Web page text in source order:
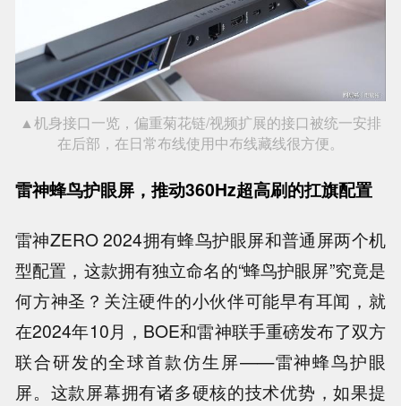
▲机身接口一览，偏重菊花链/视频扩展的接口被统一安排
在后部，在日常布线使用中布线藏线很方便。
雷神蜂鸟护眼屏，推动360Hz超高刷的扛旗配置
雷神ZERO 2024拥有蜂鸟护眼屏和普通屏两个机
型配置，这款拥有独立命名的“蜂鸟护眼屏”究竟是
何方神圣？关注硬件的小伙伴可能早有耳闻，就
在2024年10月，BOE和雷神联手重磅发布了双方
联合研发的全球首款仿生屏——雷神蜂鸟护眼
屏。这款屏幕拥有诸多硬核的技术优势，如果提